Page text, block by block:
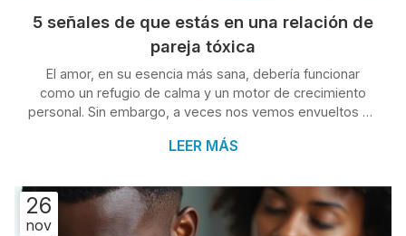
5 señales de que estás en una relación de
pareja tóxica
El amor, en su esencia más sana, debería funcionar
como un refugio de calma y un motor de crecimiento
personal. Sin embargo, a veces nos vemos envueltos en
autoestima de forma silenciosa. El problema es que
cuando se está dentro de la relación, puesto que la
afectividad a menudo nubla la capacidad de análisis. No
obstante, si te sientes en esta situación, desde Clínica
LEER MÁS
26
nov